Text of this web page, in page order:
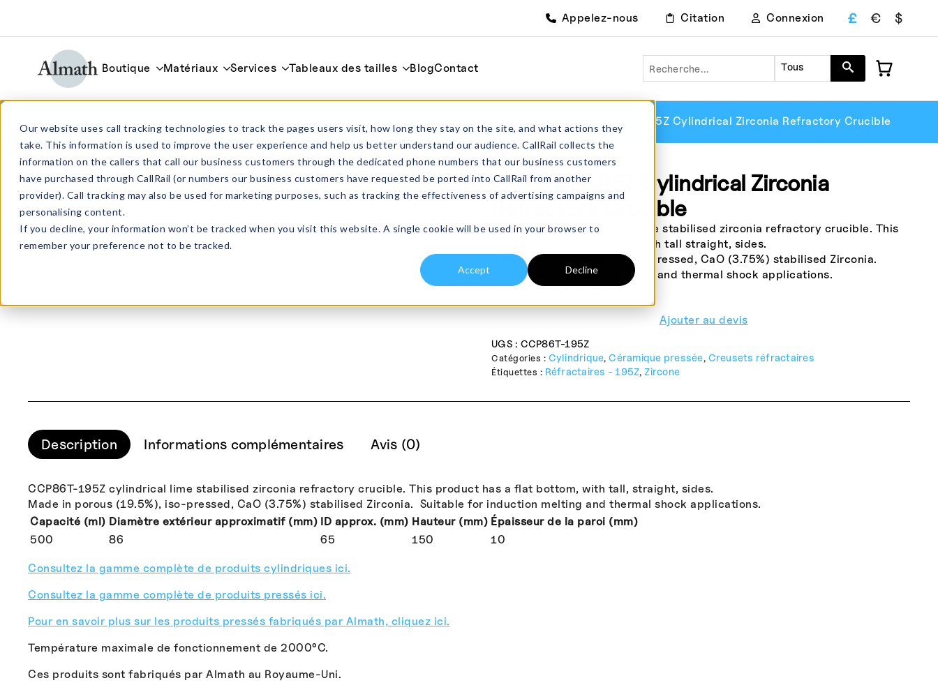
Our website uses call tracking technologies to track the pages users visit, how long they stay on the site, and what actions they
take. This information is used to improve the user experience and help us better understand our audience. CallRail collects the
information on the callers that call our business customers through the dedicated phone numbers that our business customers
have purchased through CallRail (or numbers our business customers have requested be ported into CallRail from another
provider). Call tracking may also be used for marketing purposes, such as tracking the effectiveness of advertising campaigns and
personalising content.
If you decline, your information won’t be tracked when you visit this website. A single cookie will be used in your browser to
remember your preference not to be tracked.
Accept Decline
Appelez-nous Citation Connexion £ € $
Boutique Matériaux Services Tableaux des tailles BlogContact Recherche Tous
CCP86T-195Z Cylindrical Zirconia Refractory Crucible CCP86T-195Z Cylindrical Zirconia Refractory Crucible
CCP86T-195Z Cylindrical Zirconia
Refractory Crucible
CCP86T-195Z cylindrical lime stabilised zirconia refractory crucible. This
product has a flat bottom, with tall straight, sides.
Made in porous (19.5%), iso-pressed, CaO (3.75%) stabilised Zirconia.
Suitable for induction melting and thermal shock applications.
Price available on request.
Ajouter au devis
UGS : CCP86T-195Z
Catégories : Cylindrique,Céramique pressée, Creusets réfractaires
Étiquettes : Réfractaires - 195Z, Zircone
Description Informations complémentaires Avis (0)
CCP86T-195Z cylindrical lime stabilised zirconia refractory crucible. This product has a flat bottom, with tall, straight, sides.
Made in porous (19.5%), iso-pressed, CaO (3.75%) stabilised Zirconia. Suitable for induction melting and thermal shock applications.
Capacité (ml) Diamètre extérieur approximatif (mm) ID approx. (mm) Hauteur (mm) Épaisseur de la paroi (mm)
500
86 65 150 10
Consultez la gamme complète de produits cylindriques ici.
Consultez la gamme complète de produits pressés ici.
Pour en savoir plus sur les produits pressés fabriqués par Almath, cliquez ici.
Température maximale de fonctionnement de 2000°C.
Ces produits sont fabriqués par Almath au Royaume-Uni.